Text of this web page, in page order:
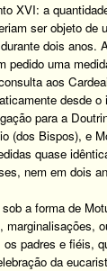
XVI: a
ser objeto de
dois anos.
uma
aos
desde o
para a
(dos Bispos), e
quase
nem em dois
a forma de
os padres e fiéis,
da